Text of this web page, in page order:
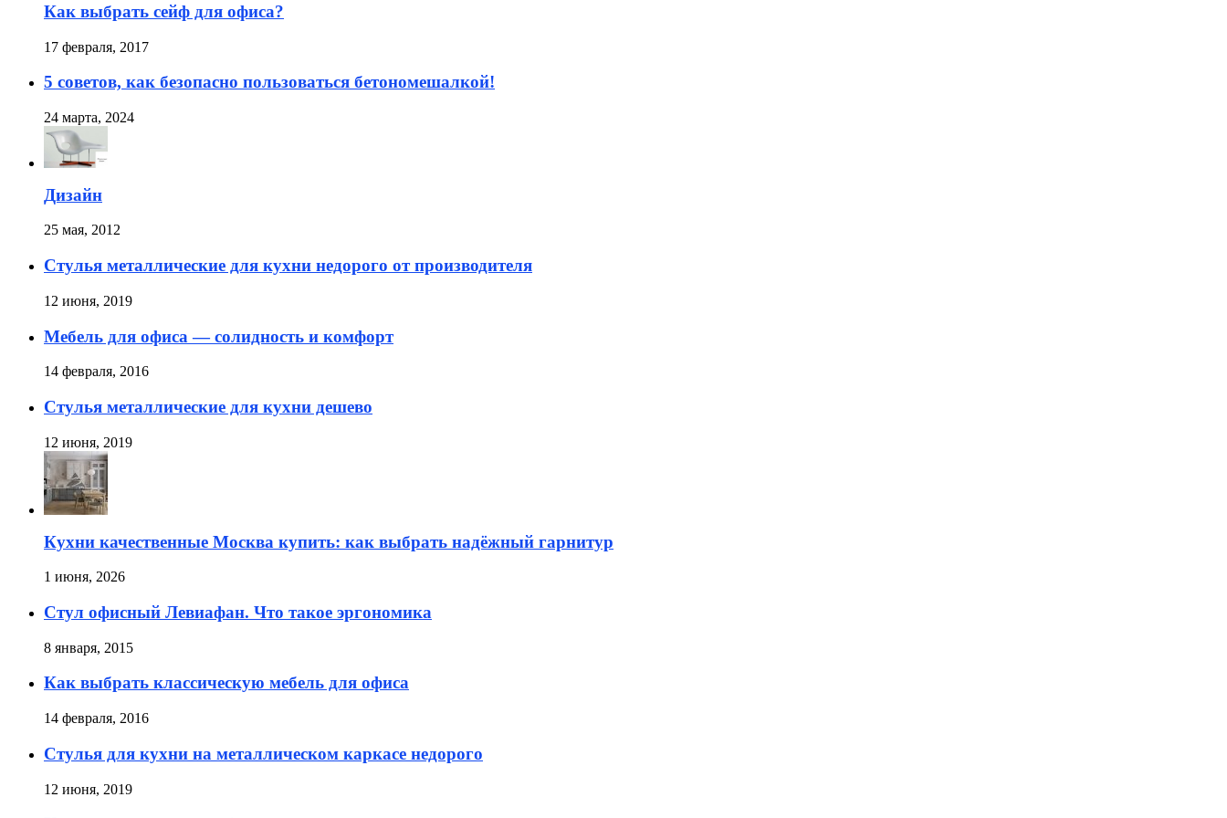
Как выбрать сейф для офиса?
17 февраля, 2017
5 советов, как безопасно пользоваться бетономешалкой!
24 марта, 2024
Дизайн
25 мая, 2012
Стулья металлические для кухни недорого от производителя
12 июня, 2019
Мебель для офиса — солидность и комфорт
14 февраля, 2016
Стулья металлические для кухни дешево
12 июня, 2019
Кухни качественные Москва купить: как выбрать надёжный гарнитур
1 июня, 2026
Стул офисный Левиафан. Что такое эргономика
8 января, 2015
Как выбрать классическую мебель для офиса
14 февраля, 2016
Стулья для кухни на металлическом каркасе недорого
12 июня, 2019